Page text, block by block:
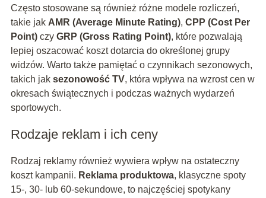
Często stosowane są również różne modele rozliczeń,
takie jak AMR (Average Minute Rating), CPP (Cost Per
Point)czy GRP (Gross Rating Point), które pozwalają
lepiej oszacować koszt dotarcia do określonej grupy
widzów. Warto także pamiętać o czynnikach sezonowych,
takich jak sezonowość TV, która wpływa na wzrost cen w
okresach świątecznych i podczas ważnych wydarzeń
sportowych.
Rodzaje reklam i ich ceny
Rodzaj reklamy również wywiera wpływ na ostateczny
koszt kampanii. Reklama produktowa, klasyczne spoty
15-, 30- lub 60-sekundowe, to najczęściej spotykany